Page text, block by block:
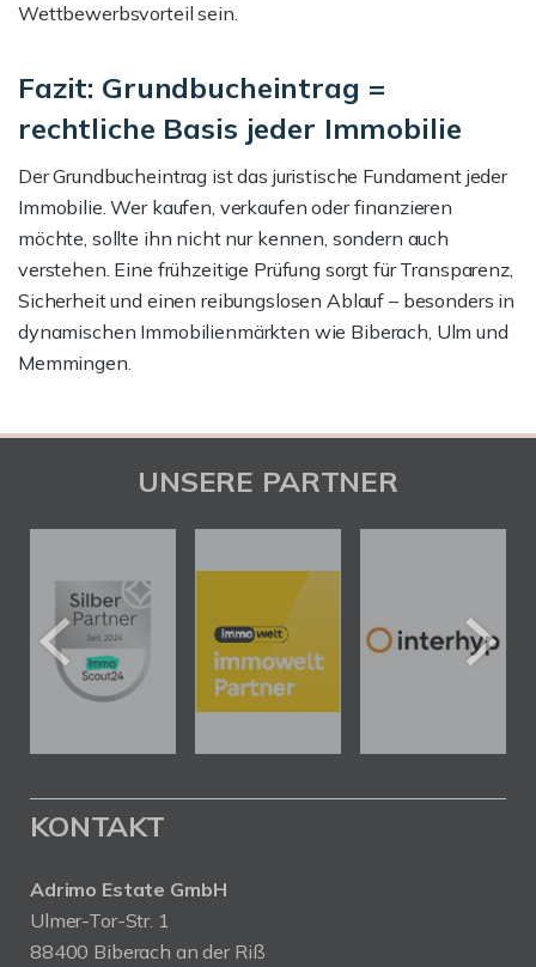
Wettbewerbsvorteil sein.
Fazit: Grundbucheintrag =
rechtliche Basis jeder Immobilie
Der Grundbucheintrag ist das juristische Fundament jeder
Immobilie. Wer kaufen, verkaufen oder finanzieren
möchte, sollte ihn nicht nur kennen, sondern auch
verstehen. Eine frühzeitige Prüfung sorgt für Transparenz,
Sicherheit und einen reibungslosen Ablauf – besonders in
dynamischen Immobilienmärkten wie Biberach, Ulm und
Memmingen.
UNSERE PARTNER
KONTAKT
Adrimo Estate GmbH
Ulmer-Tor-Str. 1
88400 Biberach an der Riß